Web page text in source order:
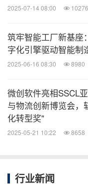
2025-07-14 08:00 10276
筑牢智能工厂新基座
字化引擎驱动智能制
2025-06-16 08:30 8980
微创软件亮相SSCL
与物流创新博览会，
化转型奖"
2025-05-21 10:22 8658
行业新闻